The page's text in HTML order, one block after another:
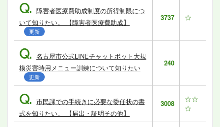
Q. 障害者医療費助成制度の所得制限につ
いて知りたい。 【障害者医療費助成】
更新
3737 ☆
Q. 名古屋市公式LINEチャットボット大規
模災害時用メニュー訓練について知りたい
更新
240
Q. 市民課での手続きに必要な委任状の書
式を知りたい。 【届出・証明その他】
3008
☆☆
☆